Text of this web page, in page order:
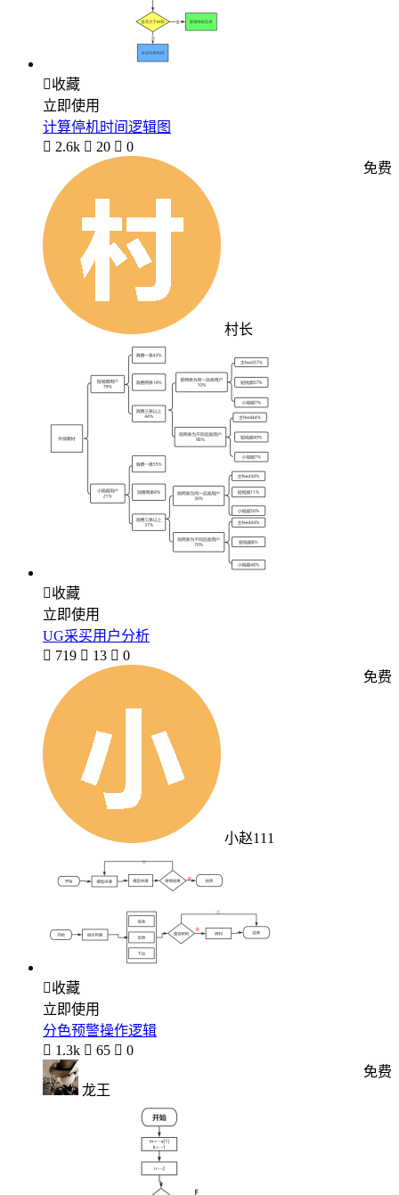
收藏
立即使用
计算停机时间逻辑图
 2.6k  20  0
村长
免费
收藏
立即使用
UG采买用户分析
 719  13  0
小赵111
免费
收藏
立即使用
分色预警操作逻辑
 1.3k  65  0
龙王
免费